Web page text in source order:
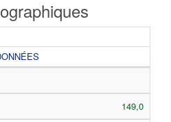
149,0